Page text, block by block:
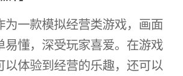
为一款模拟经营类游戏，画面
易懂，深受玩家喜爱。在游戏
以体验到经营的乐趣，还可以